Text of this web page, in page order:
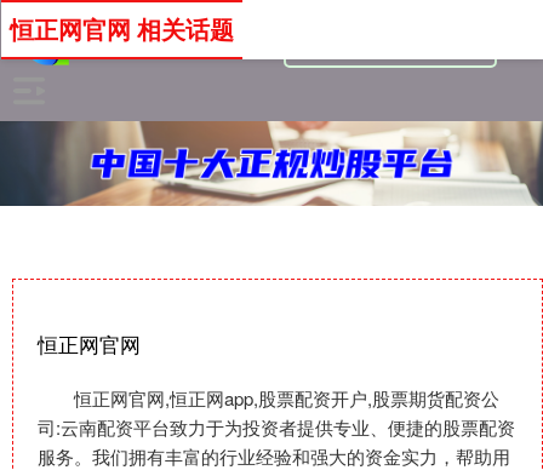
恒正网官网
恒正网官网,恒正网app,股票配资开户,股票期货配资公
司:云南配资平台致力于为投资者提供专业、便捷的股票配资
服务。我们拥有丰富的行业经验和强大的资金实力，帮助用
恒正网官网 相关话题